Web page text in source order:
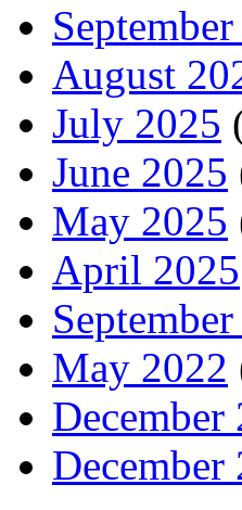
August
July 2025
June 2025
May 2025
April 2025
May 2022
December
December